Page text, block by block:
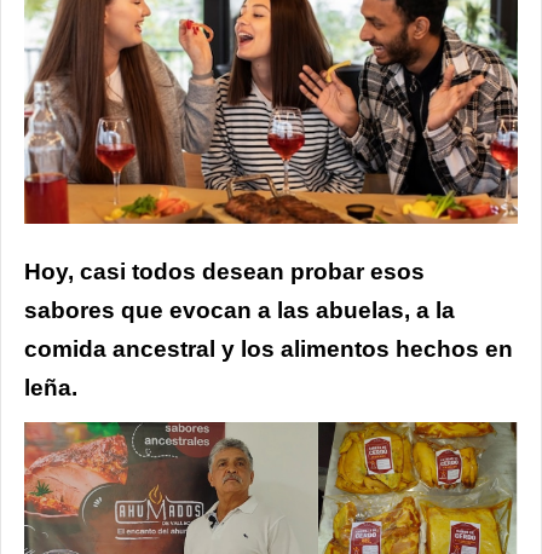
Hoy, casi todos desean probar esos
sabores que evocan a las abuelas, a la
comida ancestral y los alimentos hechos en
leña.